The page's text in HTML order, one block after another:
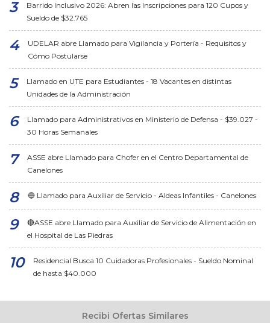
Barrido Inclusivo 2026: Abren las Inscripciones para 120 Cupos y
Sueldo de $32.765
UDELAR abre Llamado para Vigilancia y Portería - Requisitos y
Cómo Postularse
Llamado en UTE para Estudiantes - 18 Vacantes en distintas
Unidades de la Administración
Llamado para Administrativos en Ministerio de Defensa - $39.027 -
30 Horas Semanales
ASSE abre Llamado para Chofer en el Centro Departamental de
Canelones
🔵 Llamado para Auxiliar de Servicio - Aldeas Infantiles - Canelones
🔴ASSE abre Llamado para Auxiliar de Servicio de Alimentación en
el Hospital de Las Piedras
Residencial Busca 10 Cuidadoras Profesionales - Sueldo Nominal
de hasta $40.000
Recibi Ofertas Similares